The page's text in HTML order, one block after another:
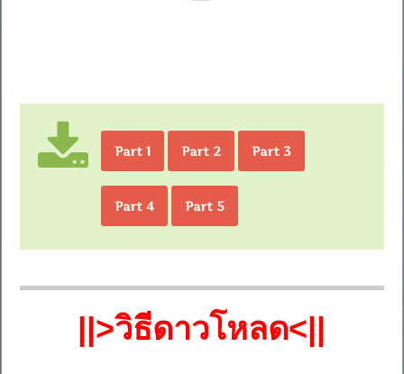
Part 1 Part 2 Part 3
Part 4 Part 5
||>วิธีดาวโหลด<||